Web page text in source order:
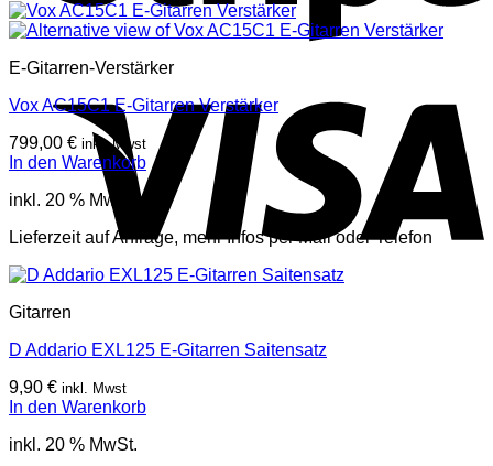
E-Gitarren-Verstärker
Vox AC15C1 E-Gitarren Verstärker
799,00 € inkl. Mwst
In den Warenkorb
inkl. 20 % MwSt.
Lieferzeit auf Anfrage, mehr Infos per Mail oder Telefon
Gitarren
D Addario EXL125 E-Gitarren Saitensatz
9,90 € inkl. Mwst
In den Warenkorb
inkl. 20 % MwSt.